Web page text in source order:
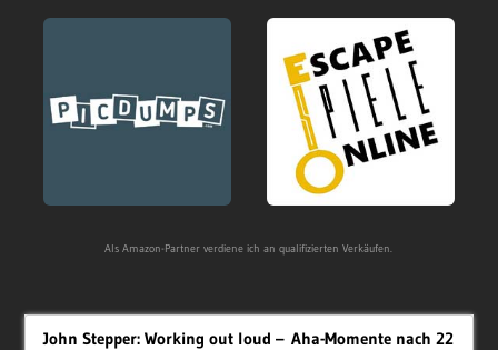
Als Amazon-Partner verdiene ich an qualifizierten Verkäufen.
John Stepper: Working out loud – Aha-Momente nach 22